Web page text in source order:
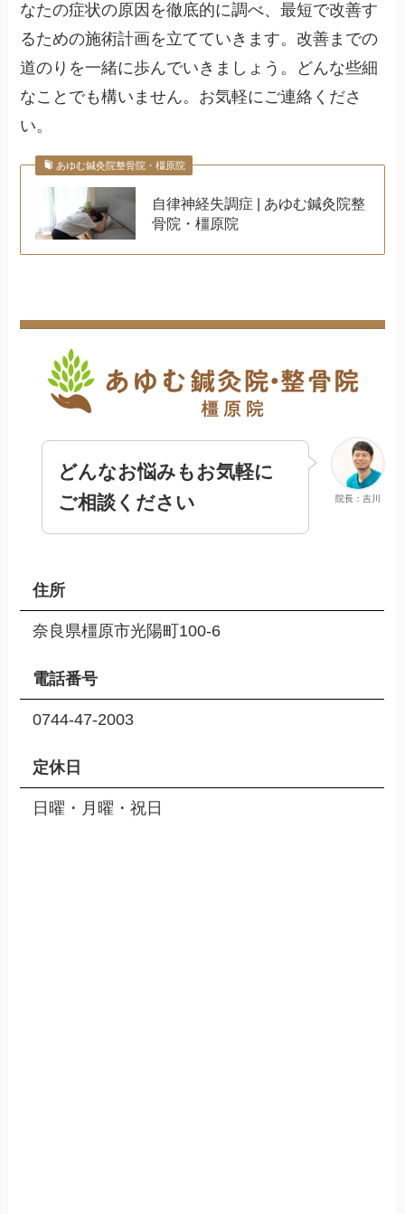
なたの症状の原因を徹底的に調べ、最短で改善す
るための施術計画を立てていきます。改善までの
道のりを一緒に歩んでいきましょう。どんな些細
なことでも構いません。お気軽にご連絡くださ
い。
あゆむ鍼灸院整骨院・橿原院
自律神経失調症 | あゆむ鍼灸院整
骨院・橿原院
院長：吉川
どんなお悩みもお気軽に
ご相談ください
住所
奈良県橿原市光陽町100-6
電話番号
0744-47-2003
定休日
日曜・月曜・祝日